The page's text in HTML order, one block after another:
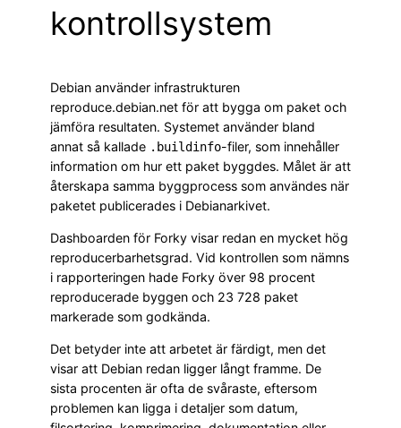
kontrollsystem
Debian använder infrastrukturen
reproduce.debian.net för att bygga om paket och
jämföra resultaten. Systemet använder bland
annat så kallade .buildinfo-filer, som innehåller
information om hur ett paket byggdes. Målet är att
återskapa samma byggprocess som användes när
paketet publicerades i Debianarkivet.
Dashboarden för Forky visar redan en mycket hög
reproducerbarhetsgrad. Vid kontrollen som nämns
i rapporteringen hade Forky över 98 procent
reproducerade byggen och 23 728 paket
markerade som godkända.
Det betyder inte att arbetet är färdigt, men det
visar att Debian redan ligger långt framme. De
sista procenten är ofta de svåraste, eftersom
problemen kan ligga i detaljer som datum,